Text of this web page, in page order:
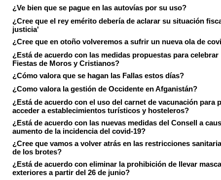
¿Ve bien que se pague en las autovías por su uso?
¿Cree que el rey emérito debería de aclarar su situación
justicia'
¿Cree que en otoño volveremos a sufrir un nueva ola de
¿Está de acuerdo con las medidas propuestas para celebrar
Fiestas de Moros y Cristianos?
¿Cómo valora que se hagan las Fallas estos días?
¿Como valora la gestión de Occidente en Afganistán?
¿Está de acuerdo con el uso del carnet de vacunación para
acceder a establecimientos turísticos y hosteleros?
¿Está de acuerdo con las nuevas medidas del Consell a
aumento de la incidencia del covid-19?
¿Cree que vamos a volver atrás en las restricciones
de los brotes?
¿Está de acuerdo con eliminar la prohibición de llevar
exteriores a partir del 26 de junio?